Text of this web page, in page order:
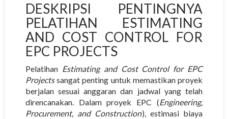
DESKRIPSI PENTINGNYA
PELATIHAN ESTIMATING
AND COST CONTROL FOR
EPC PROJECTS
Pelatihan Estimating and Cost Control for EPC
Projectssangat penting untuk memastikan proyek
berjalan sesuai anggaran dan jadwal yang telah
direncanakan. Dalam proyek EPC (Engineering,
Procurement, and Construction), estimasi biaya